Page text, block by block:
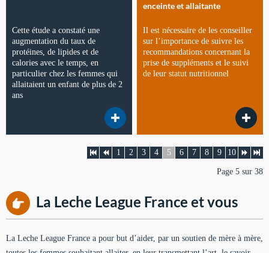
Cette étude a constaté une
augmentation du taux de
protéines, de lipides et de
calories avec le temps, en
particulier chez les femmes qui
allaitaient un enfant de plus de 2
ans
enceinte et allaitante
Il est nécessaire de les conseiller
sur l’importance de suivre les
recommandations concernant la
prise de suppléments et le suivi
de leur statut nutritionnel
1 2 3 4 5 6 7 8 9 10
Page 5 sur 38
La Leche League France et vous
La Leche League France a pour but d’aider, par un soutien de mère à mère,